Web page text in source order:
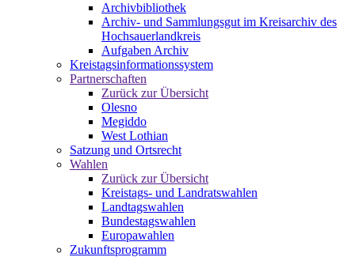
Archivbibliothek
Archiv- und Sammlungsgut im Kreisarchiv des
Hochsauerlandkreis
Aufgaben Archiv
Kreistagsinformationssystem
Partnerschaften
Zurück zur Übersicht
Olesno
Megiddo
West Lothian
Satzung und Ortsrecht
Wahlen
Zurück zur Übersicht
Kreistags- und Landratswahlen
Landtagswahlen
Bundestagswahlen
Europawahlen
Zukunftsprogramm